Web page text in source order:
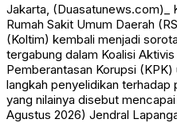
Jakarta, (Duasatunews.com)_
Rumah Sakit Umum Daerah
(Koltim) kembali menjadi
tergabung dalam Koalisi
Pemberantasan Korupsi
langkah penyelidikan
yang nilainya disebut
Agustus 2026) Jendral